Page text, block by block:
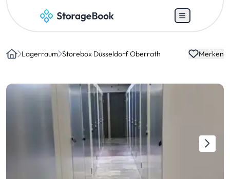
Lagerraum Storebox Düsseldorf Oberrath Merken